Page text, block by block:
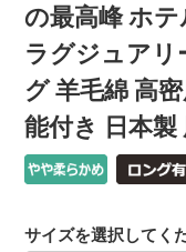
の最高峰 ホ
ラグジュアリ
グ 羊毛綿 高
能付き 日本
サイズを選択してく